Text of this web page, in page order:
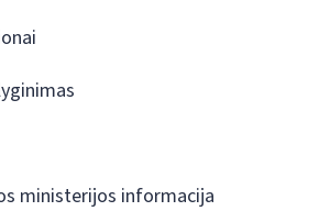
ministerijos informacija